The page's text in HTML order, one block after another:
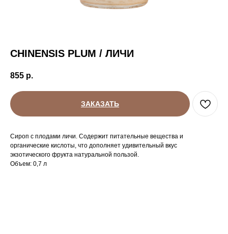
CHINENSIS PLUM / ЛИЧИ
855 р.
ЗАКАЗАТЬ
Сироп с плодами личи. Содержит питательные вещества и
органические кислоты, что дополняет удивительный вкус
экзотического фрукта натуральной пользой.
Объем: 0,7 л